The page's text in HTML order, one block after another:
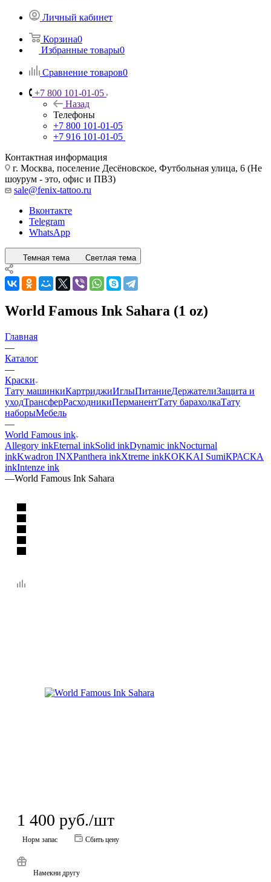
Личный кабинет
Корзина0
Избранные товары0
Сравнение товаров0
+7 800 101-01-05
Назад
Телефоны
+7 800 101-01-05
+7 916 101-01-05
Контактная информация
г. Москва, поселение Десёновское, Футбольная улица, 6 (Не
шоурум - это, офис и ПВЗ)
sale@fenix-tattoo.ru
Вконтакте
Telegram
WhatsApp
Темная тема Светлая тема
World Famous Ink Sahara (1 oz)
Главная
—
Каталог
—
Краски
Тату машинкиКартриджиИглыПитаниеДержателиЗащита и
уходТрансферРасходникиПерманентТату барахолкаТату
наборыМебель
—
World Famous ink
Allegory inkEternal inkSolid inkDynamic inkNocturnal
inkKwadron INXPanthera inkXtreme inkKOKKAI SumiКРАСКА
inkIntenze ink
—World Famous Ink Sahara
1 400 руб./шт
Норм запас Сбить цену
Намекни другу